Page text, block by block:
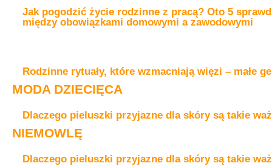
Jak pogodzić życie rodzinne z pracą? Oto 5
między obowiązkami domowymi a zawodowymi
Rodzinne rytuały, które wzmacniają więzi – małe
MODA DZIECIĘCA
Dlaczego pieluszki przyjazne dla skóry są takie
NIEMOWLĘ
Dlaczego pieluszki przyjazne dla skóry są takie